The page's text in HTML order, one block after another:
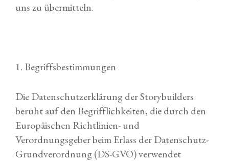
uns zu übermitteln.
1. Begriffsbestimmungen
Die Datenschutzerklärung der Storybuilders
beruht auf den Begrifflichkeiten, die durch den
Europäischen Richtlinien- und
Verordnungsgeber beim Erlass der Datenschutz-
Grundverordnung (DS-GVO) verwendet